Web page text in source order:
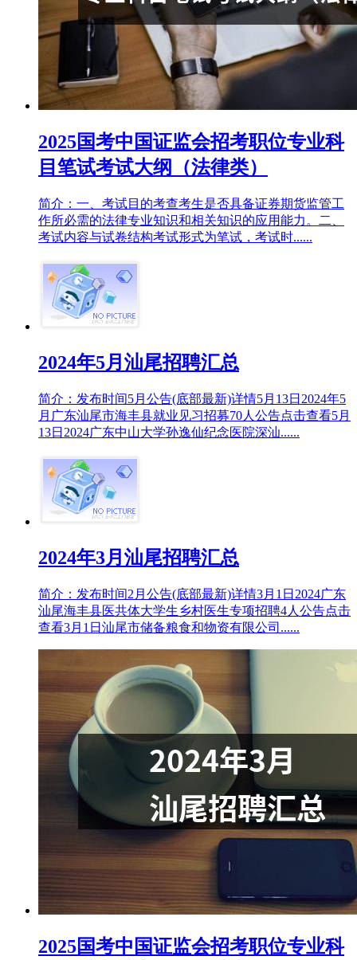
2025国考中国证监会招考职位专业科
目笔试考试大纲（法律类）
简介：一、考试目的考查考生是否具备证券期货监管工
作所必需的法律专业知识和相关知识的应用能力。二、
考试内容与试卷结构考试形式为笔试，考试时......
2024年5月汕尾招聘汇总
简介：发布时间5月公告(底部最新)详情5月13日2024年5
月广东汕尾市海丰县就业见习招募70人公告点击查看5月
13日2024广东中山大学孙逸仙纪念医院深汕......
2024年3月汕尾招聘汇总
简介：发布时间2月公告(底部最新)详情3月1日2024广东
汕尾海丰县医共体大学生乡村医生专项招聘4人公告点击
查看3月1日汕尾市储备粮食和物资有限公司......
2025国考中国证监会招考职位专业科